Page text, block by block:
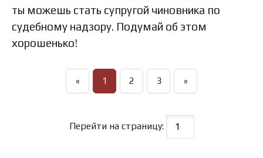
ты можешь стать супругой чиновника по
судебному надзору. Подумай об этом
хорошенько!
« 1 2 3 »
Перейти на страницу: